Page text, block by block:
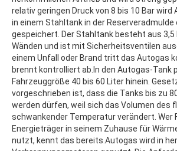
relativ geringen Druck von 8 bis 10 Bar wird
in einem Stahltank in der
gespeichert. Der Stahltank besteht aus 3,5
Wänden und ist mit Sicherheitsventilen
einem Unfall oder Brand tritt das Autogas
brennt kontrolliert ab.In den Autogas-Tank
Fahrzeuggröße 40 bis 60 Liter hinein.
vorgeschrieben ist, dass die Tanks bis zu
werden dürfen, weil sich das Volumen des
schwankender Temperatur verändert. Wer
Energieträger in seinem Zuhause für
nutzt, kennt das bereits.Autogas wird in